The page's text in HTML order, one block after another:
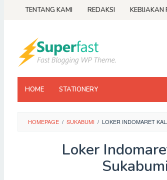
TENTANG KAMI REDAKSI KEBIJAKAN
HOME STATIONERY
HOMEPAGE / SUKABUMI / LOKER INDOMARET
Loker